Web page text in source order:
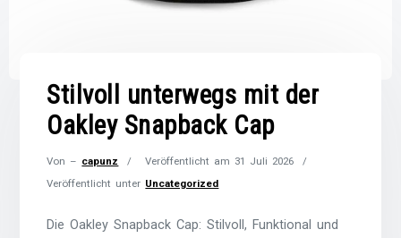
Stilvoll unterwegs mit der
Oakley Snapback Cap
Von – capunz Veröffentlicht am 31 Juli 2026
Veröffentlicht unter Uncategorized
Die Oakley Snapback Cap: Stilvoll, Funktional und